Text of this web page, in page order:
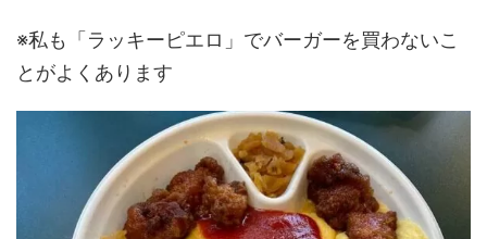
※私も「ラッキーピエロ」でバーガーを買わないこ
とがよくあります